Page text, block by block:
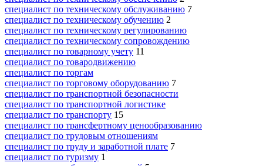
специалист по техническому обслуживанию 7
специалист по техническому обучению 2
специалист по техническому регулированию
специалист по техническому сопровождению
специалист по товарному учету 11
специалист по товародвижению
специалист по торгам
специалист по торговому оборудованию 7
специалист по транспортной безопасности
специалист по транспортной логистике
специалист по транспорту 15
специалист по трансфертному ценообразованию
специалист по трудовым отношениям
специалист по труду и заработной плате 7
специалист по туризму 1